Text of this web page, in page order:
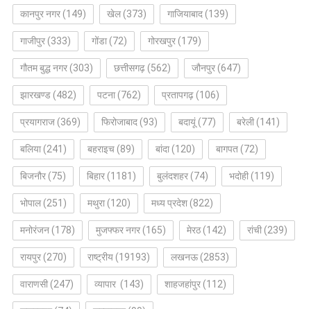
कानपुर नगर(149) खेल(373) गाजियाबाद(139)
गाजीपुर(333) गोंडा(72) गोरखपुर(179)
गौतम बुद्ध नगर(303) छत्तीसगढ़(562) जौनपुर(647)
झारखण्ड(482) पटना(762) प्रतापगढ़(106)
प्रयागराज(369) फिरोजाबाद(93) बदायूं(77) बरेली(141)
बलिया(241) बहराइच(89) बांदा(120) बागपत(72)
बिजनौर(75) बिहार(1181) बुलंदशहर(74) भदोही(119)
भोपाल(251) मथुरा(120) मध्य प्रदेश(822)
मनोरंजन(178) मुजफ्फर नगर(165) मेरठ(142) रांची(239)
रायपुर(270) राष्ट्रीय(19193) लखनऊ(2853)
वाराणसी(247) व्यापार (143) शाहजहांपुर(112)